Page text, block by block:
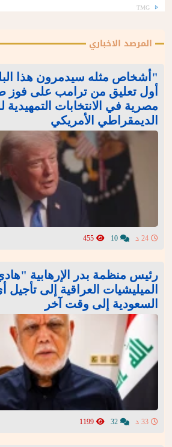
TMG
المرصد الاخباري
"أشخاص مثله سيدمرون هذا
أول تعليق من ترامب على
مصرية في الانتخابات
الديمقراطي الأمريكي
رئيس منظمة بدر الإرهابية
الميليشيات العراقية إلى تأجيل
السعودية إلى وقت آخر